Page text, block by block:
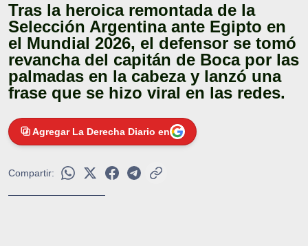
Tras la heroica remontada de la
Selección Argentina ante Egipto en
el Mundial 2026, el defensor se tomó
revancha del capitán de Boca por las
palmadas en la cabeza y lanzó una
frase que se hizo viral en las redes.
Agregar La Derecha Diario en
Compartir: